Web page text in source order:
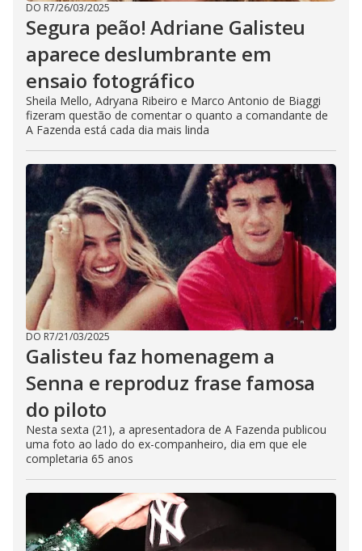
DO R7/26/03/2025
Segura peão! Adriane Galisteu
aparece deslumbrante em
ensaio fotográfico
Sheila Mello, Adryana Ribeiro e Marco Antonio de Biaggi
fizeram questão de comentar o quanto a comandante de
A Fazenda está cada dia mais linda
DO R7/21/03/2025
Galisteu faz homenagem a
Senna e reproduz frase famosa
do piloto
Nesta sexta (21), a apresentadora de A Fazenda publicou
uma foto ao lado do ex-companheiro, dia em que ele
completaria 65 anos